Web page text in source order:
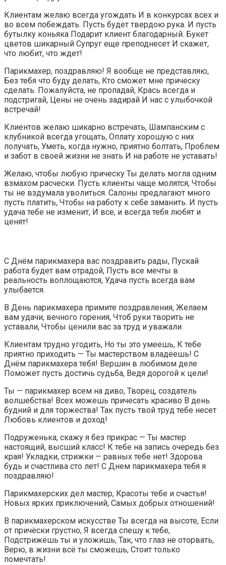
Клиентам желаю всегда угождать И в конкурсах всех и
во всем побеждать. Пусть будет твердою рука. И пусть
бутылку коньяка Подарит клиент благодарный. Букет
цветов шикарный Супруг еще преподнесет И скажет,
что любит, что ждет!
Парикмахер, поздравляю! Я вообще не представляю,
Без тебя что буду делать, Кто сможет мне прическу
сделать. Пожалуйста, не пропадай, Крась всегда и
подстригай, Цены не очень задирай И нас с улыбочкой
встречай!
Клиентов желаю шикарно встречать, Шампанским с
клубникой всегда угощать, Оплату хорошую с них
получать, Уметь, когда нужно, приятно болтать, Проблем
и забот в своей жизни не знать И на работе не уставать!
Желаю, чтобы любую прическу Ты делать могла одним
взмахом расчески. Пусть клиенты чаще молятся, Чтобы
ты не вздумала уволиться. Салоны предлагают много
пусть платить, Чтобы на работу к себе заманить. И пусть
удача тебе не изменит, И все, и всегда тебя любят и
ценят!
С Днём парикмахера вас поздравить рады, Пускай
работа будет вам отрадой, Пусть все мечты в
реальность воплощаются, Удача пусть всегда вам
улыбается.
В День парикмахера примите поздравления, Желаем
вам удачи, вечного горения, Чтоб руки творить не
уставали, Чтобы ценили вас за труд и уважали.
Клиентам трудно угодить, Но ты это умеешь, К тебе
приятно приходить — Ты мастерством владеешь! С
Днём парикмахера тебя! Вершин в любимом деле
Поможет пусть достичь судьба, Ведя дорогой к цели!
Ты — парикмахер всем на диво, Творец, создатель
волшебства! Всех можешь причесать красиво В день
будний и для торжества! Так пусть твой труд тебе несет
Любовь клиентов и доход!
Подруженька, скажу я без прикрас — Ты мастер
настоящий, высший класс! К тебе на запись очередь без
края! Укладки, стрижки — равных тебе нет! Здорова
будь и счастлива сто лет! С Днем парикмахера тебя я
поздравляю!
Парикмахерских дел мастер, Красоты тебе и счастья!
Новых ярких приключений, Самых добрых отношений!
В парикмахерском искусстве Ты всегда на высоте, Если
от причёски грустно, Я всегда спешу к тебе,
Подстрижёшь ты и уложишь, Так, что глаз не оторвать,
Верю, в жизни всё ты сможешь, Стоит только
помечтать!